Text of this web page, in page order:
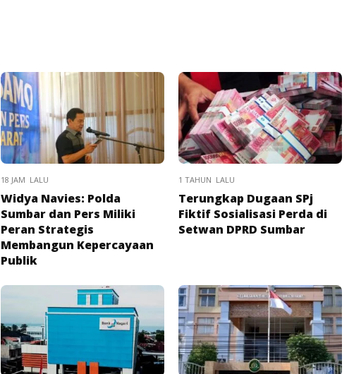
18 JAM LALU
Widya Navies: Polda
Sumbar dan Pers Miliki
Peran Strategis
Membangun Kepercayaan
Publik
1 TAHUN LALU
Terungkap Dugaan SPj
Fiktif Sosialisasi Perda di
Setwan DPRD Sumbar